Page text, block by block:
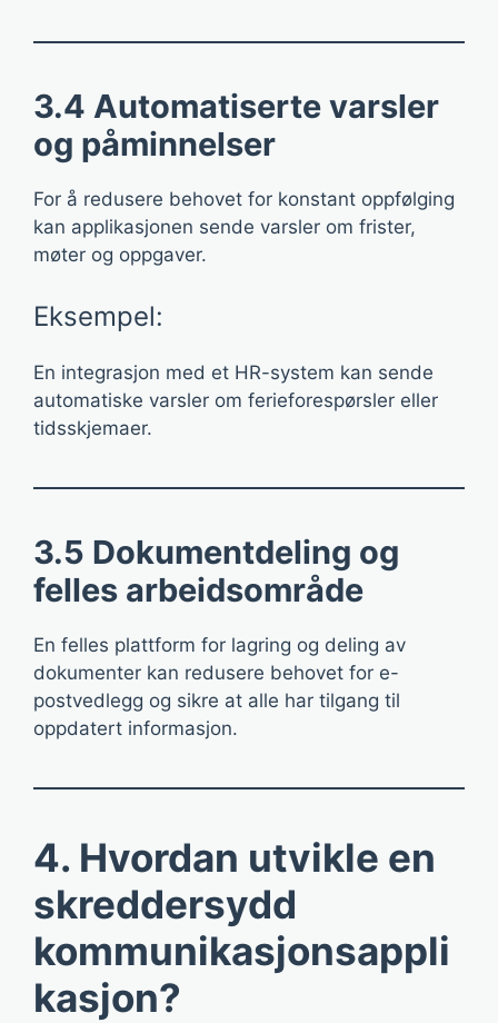
3.4 Automatiserte varsler
og påminnelser
For å redusere behovet for konstant oppfølging
kan applikasjonen sende varsler om frister,
møter og oppgaver.
Eksempel:
En integrasjon med et HR-system kan sende
automatiske varsler om ferieforespørsler eller
tidsskjemaer.
3.5 Dokumentdeling og
felles arbeidsområde
En felles plattform for lagring og deling av
dokumenter kan redusere behovet for e-
postvedlegg og sikre at alle har tilgang til
oppdatert informasjon.
4. Hvordan utvikle en
skreddersydd
kommunikasjonsappli
kasjon?